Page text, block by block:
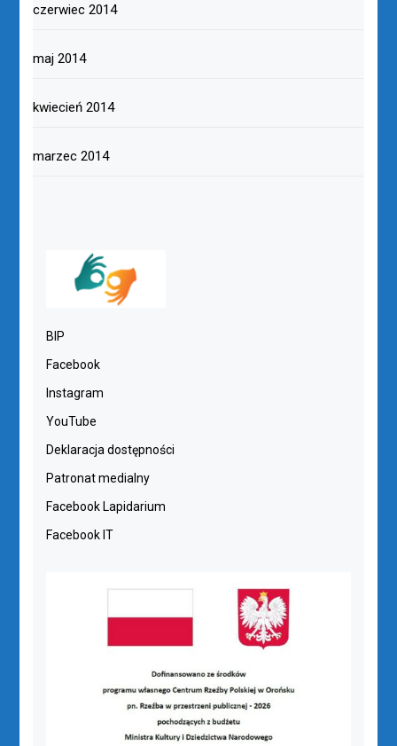
czerwiec 2014
maj 2014
kwiecień 2014
marzec 2014
BIP
Facebook
Instagram
YouTube
Deklaracja dostępności
Patronat medialny
Facebook Lapidarium
Facebook IT